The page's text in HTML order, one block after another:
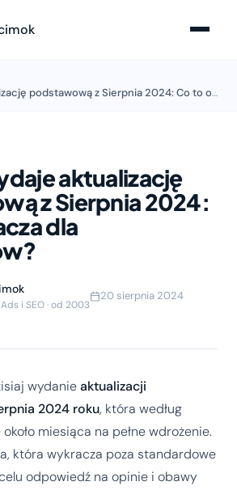
Google wydaje aktualizację podstawową z Sierpnia 2024: Co to oznacza dla wydawców?
aktualizację
z Sierpnia 2024:
dla
i SEO · od 2003
20 sierpnia 2024
wydanieaktualizacji
2024 roku, która według
miesiąca na pełne wdrożenie.
która wykracza poza standardowe
odpowiedź na opinie i obawy